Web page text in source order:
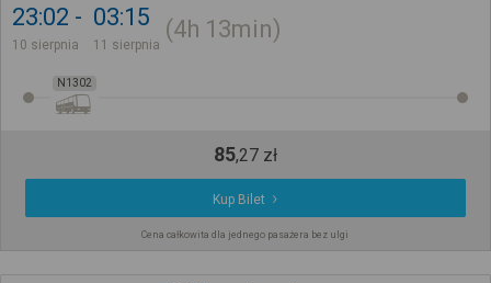
23:02
10 sierpnia
03:15
11 sierpnia
4h 13min
N1302
85,27 zł
Kup Bilet
Cena całkowita dla jednego pasażera bez ulgi